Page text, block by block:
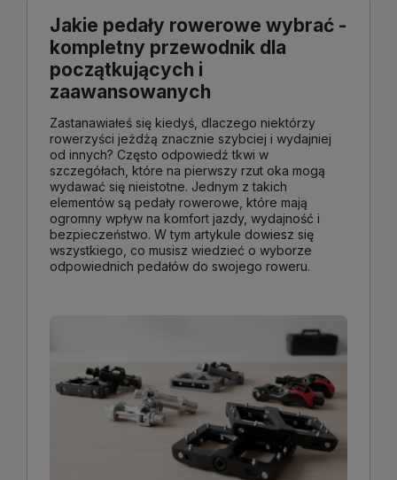
Jakie pedały rowerowe wybrać -
kompletny przewodnik dla
początkujących i
zaawansowanych
Zastanawiałeś się kiedyś, dlaczego niektórzy
rowerzyści jeżdżą znacznie szybciej i wydajniej
od innych? Często odpowiedź tkwi w
szczegółach, które na pierwszy rzut oka mogą
wydawać się nieistotne. Jednym z takich
elementów są pedały rowerowe, które mają
ogromny wpływ na komfort jazdy, wydajność i
bezpieczeństwo. W tym artykule dowiesz się
wszystkiego, co musisz wiedzieć o wyborze
odpowiednich pedałów do swojego roweru.